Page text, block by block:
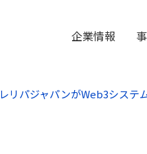
企業情報
レリパジャパンがWeb3システ